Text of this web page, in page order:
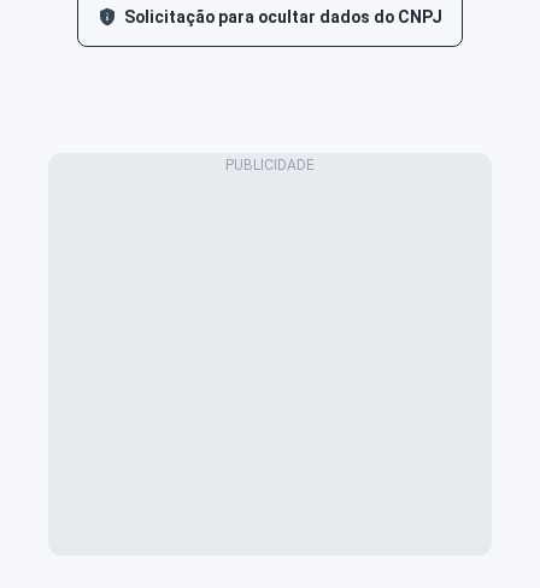
Solicitação para ocultar dados do CNPJ